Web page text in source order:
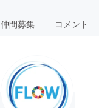
仲間募集 コメント